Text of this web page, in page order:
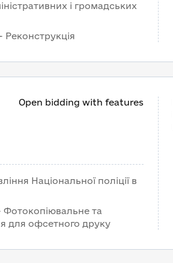
і громадських
Реконструкція
Open bidding with features
Національної поліції в
Фотокопіювальне та
для офсетного друку